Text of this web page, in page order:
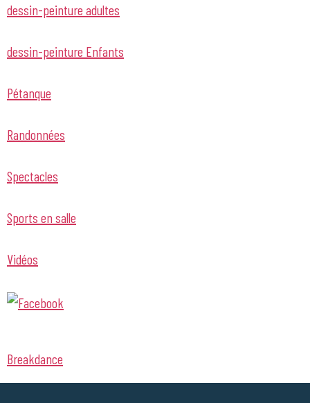
dessin-peinture adultes
dessin-peinture Enfants
Pétanque
Randonnées
Spectacles
Sports en salle
Vidéos
Breakdance